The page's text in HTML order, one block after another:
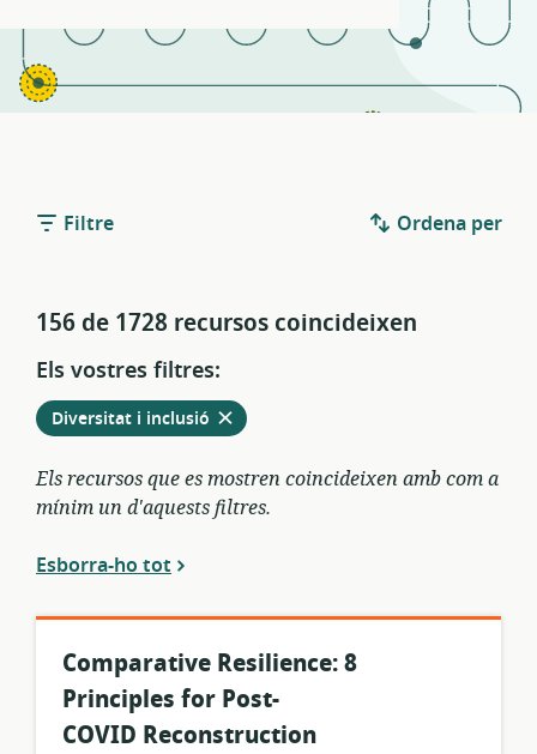
Filtre Ordena per
156 de 1728 recursos coincideixen
Els vostres filtres:
Elimina
Diversitat i inclusió dels
filtres
actuals
Els recursos que es mostren coincideixen amb com a
mínim un d'aquests filtres.
Esborra-ho tot
Comparative Resilience: 8
Principles for Post-
COVID Reconstruction